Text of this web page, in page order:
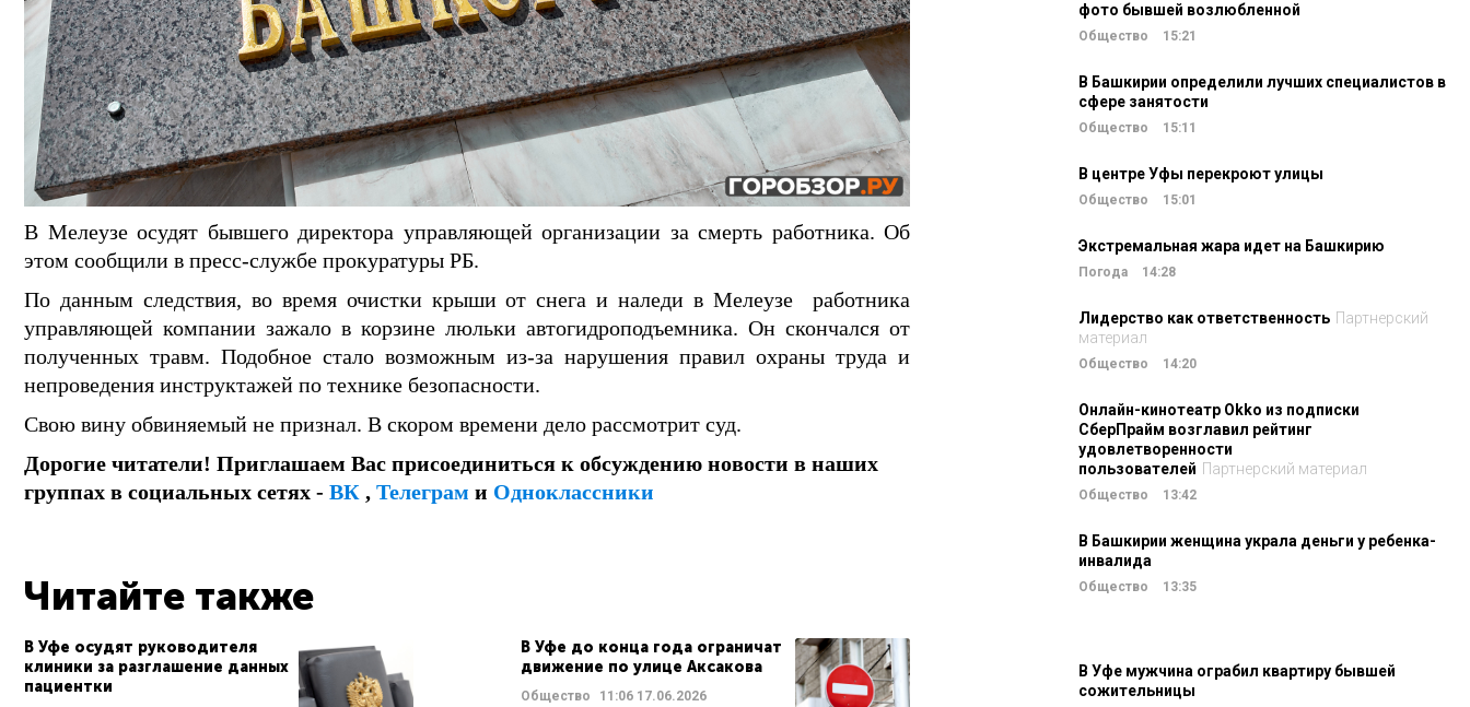
В Мелеузе осудят бывшего директора управляющей организации за смерть работника. Об
этом сообщили в пресс-службе прокуратуры РБ.
По данным следствия, во время очистки крыши от снега и наледи в Мелеузе работника
управляющей компании зажало в корзине люльки автогидроподъемника. Он скончался от
полученных травм. Подобное стало возможным из-за нарушения правил охраны труда и
непроведения инструктажей по технике безопасности.
Свою вину обвиняемый не признал. В скором времени дело рассмотрит суд.
Дорогие читатели! Приглашаем Вас присоединиться к обсуждению новости в наших
группах в социальных сетях - ВК , Телеграм и Одноклассники
Читайте также
В Уфе осудят руководителя
клиники за разглашение данных
пациентки
В Уфе до конца года ограничат
движение по улице Аксакова
Общество 11:0617.06.2026
фото бывшей возлюбленной
Общество 15:21
В Башкирии определили лучших специалистов в
сфере занятости
Общество 15:11
В центре Уфы перекроют улицы
Общество 15:01
Экстремальная жара идет на Башкирию
Погода 14:28
Лидерство как ответственность Партнерский
материал
Общество 14:20
Онлайн-кинотеатр Okko из подписки
СберПрайм возглавил рейтинг
удовлетворенности
пользователей Партнерский материал
Общество 13:42
В Башкирии женщина украла деньги у ребенка-
инвалида
Общество 13:35
В Уфе мужчина ограбил квартиру бывшей
сожительницы